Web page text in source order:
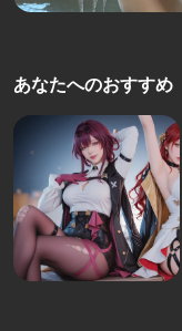
あなたへのおすすめ